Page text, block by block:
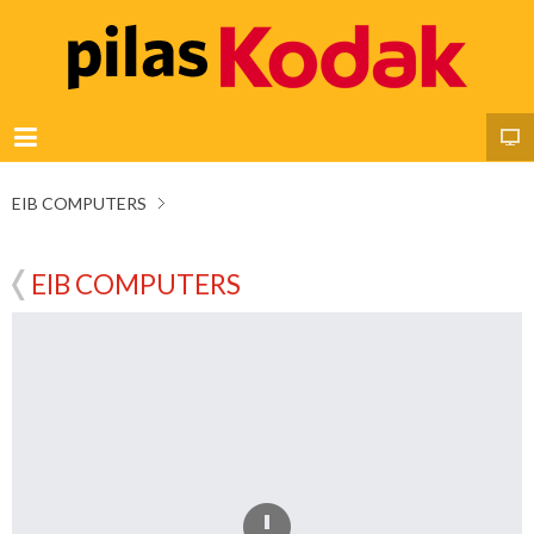
EIB COMPUTERS
EIB COMPUTERS